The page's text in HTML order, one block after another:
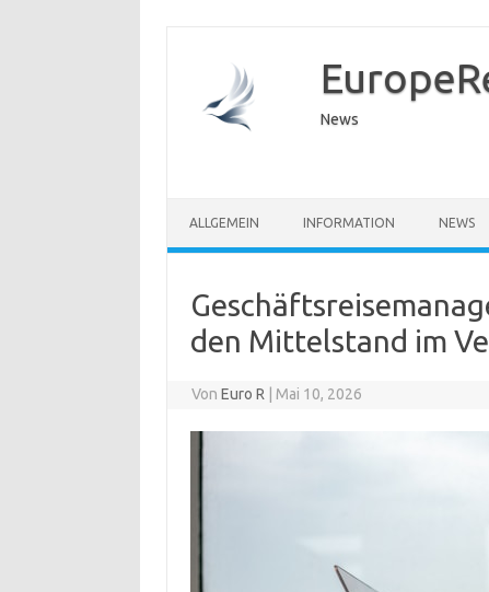
News
ALLGEMEIN INFORMATION NEWS
den Mittelstand im
VonEuro R Mai 10, 2026